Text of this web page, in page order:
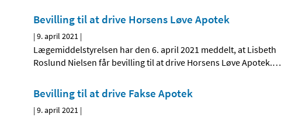
Bevilling til at drive Horsens Løve Apotek
|9. april 2021 |
Lægemiddelstyrelsen har den 6. april 2021 meddelt, at Lisbeth
Roslund Nielsen får bevilling til at drive Horsens Løve Apotek.…
Bevilling til at drive Fakse Apotek
|9. april 2021 |